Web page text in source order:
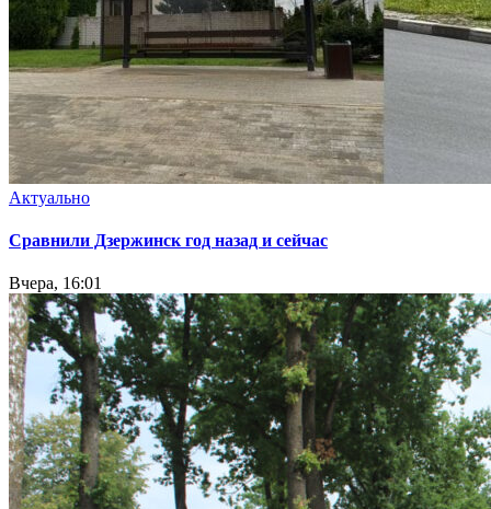
Актуально
Сравнили Дзержинск год назад и сейчас
Вчера, 16:01